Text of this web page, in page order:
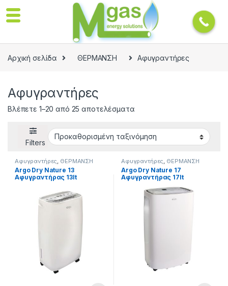
Αρχική σελίδα ΘΕΡΜΑΝΣΗ Αφυγραντήρες
Αφυγραντήρες
Βλέπετε 1–20 από 25 αποτελέσματα
Filters
Αφυγραντήρες ΘΕΡΜΑΝΣΗ
Argo Dry Nature 13
Αφυγραντήρας 13lt
Αφυγραντήρες ΘΕΡΜΑΝΣΗ
Argo Dry Nature 17
Αφυγραντήρας 17lt